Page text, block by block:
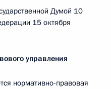
Думой 10
15 октября
управления
нормативно-правовая